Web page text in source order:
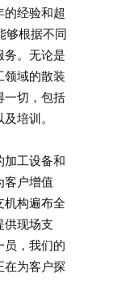
经验和超
够根据不同
务。无论是
领域的散装
一切，包括
培训。
加工设备和
客户增值
构遍布全
供现场支
员，我们的
在为客户探